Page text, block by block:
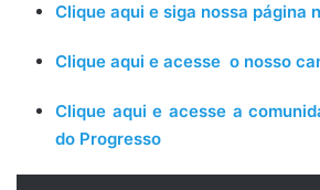
Clique aqui e siga nossa página
Clique aqui e acesse o nosso
Clique aqui e acesse a
do Progresso